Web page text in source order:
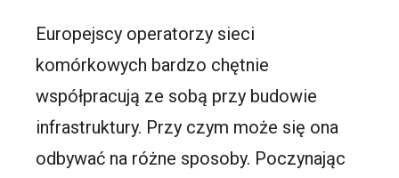
Europejscy operatorzy sieci
komórkowych bardzo chętnie
współpracują ze sobą przy budowie
infrastruktury. Przy czym może się ona
odbywać na różne sposoby. Poczynając